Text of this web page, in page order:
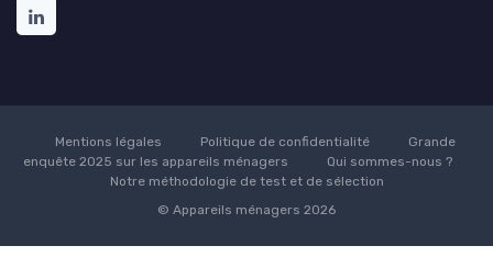
Mentions légales Politique de confidentialité
Grande
enquête 2025 sur les appareils ménagers
Qui sommes-nous ?
Notre méthodologie de test et de sélection
© Appareils ménagers 2026